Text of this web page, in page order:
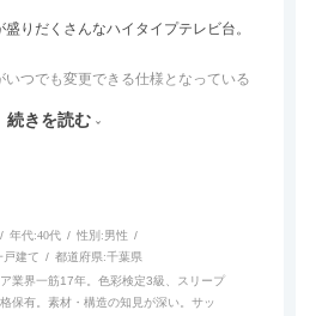
りだくさんなハイタイプテレビ台。
いつでも変更できる仕様となっている
使用可能なスライドテーブルや収納
が置けるスライド棚板がついているの
スなどでの収納家具やリビングでの
な用途に対応しています。
イド式となっているので開閉時のス
続きを読む
年代:40代 性別:男性
戸建て 都道府県:千葉県
業界一筋17年。色彩検定3級、スリープ
保有。素材・構造の知見が深い。サッ